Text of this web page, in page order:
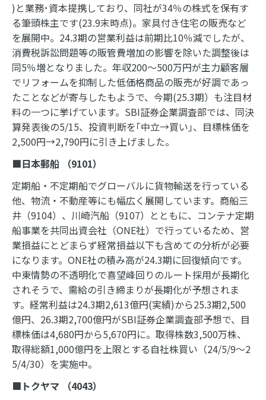
)と業務･資本提携しており、同社が34％の株式を保有す
る筆頭株主です(23.9末時点)。家具付き住宅の販売など
を展開中。24.3期の営業利益は前期比10％減でしたが、
消費税訴訟問題等の販管費増加の影響を除いた調整後は
同5％増となりました。年収200～500万円が主力顧客層
でリフォームを抑制した低価格商品の販売が好調であっ
たことなどが寄与したもようで、今期(25.3期）も注目材
料の一つに挙げています。SBI証券企業調査部では、同決
算発表後の5/15、投資判断を｢中立→買い｣、目標株価を
2,500円→2,790円に引き上げました。
■日本郵船 （9101）
定期船・不定期船でグローバルに貨物輸送を行っている
他、物流・不動産等にも幅広く展開しています。商船三
井（9104）、川崎汽船（9107）とともに、コンテナ定期
船事業を共同出資会社（ONE社）で行っているため、営
業損益にとどまらず経常損益以下も含めての分析が必要
になります。ONE社の積み高が24.3期に回復傾向です。
中東情勢の不透明化で喜望峰回りのルート採用が長期化
されそうで、需給の引き締まりが長期化が予想されま
す。経常利益は24.3期2,613億円(実績)から25.3期2,500
億円、26.3期2,700億円がSBI証券企業調査部予想で、目
標株価は4,680円から5,670円に。取得株数3,500万株、
取得総額1,000億円を上限とする自社株買い（24/5/9～2
5/4/30）を実施中。
■トクヤマ （4043）